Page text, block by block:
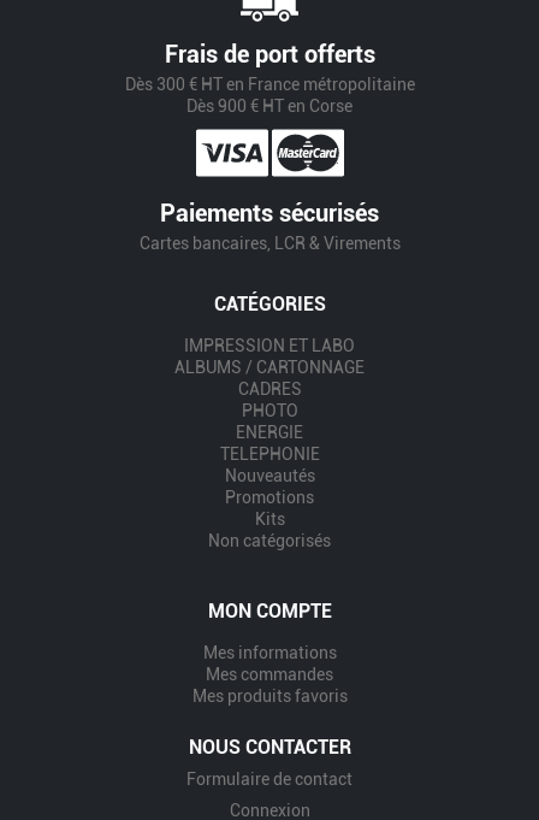
Frais de port offerts
Dès 300 € HT en France métropolitaine
Dès 900 € HT en Corse
Paiements sécurisés
Cartes bancaires, LCR & Virements
CATÉGORIES
IMPRESSION ET LABO
ALBUMS / CARTONNAGE
CADRES
PHOTO
ENERGIE
TELEPHONIE
Nouveautés
Promotions
Kits
Non catégorisés
MON COMPTE
Mes informations
Mes commandes
Mes produits favoris
NOUS CONTACTER
Formulaire de contact
Connexion